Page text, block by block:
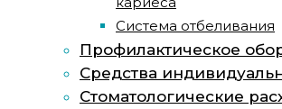
Система отбеливания
Профилактическое
Средства
Стоматологические